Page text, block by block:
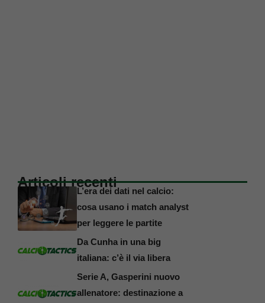
Articoli recenti
L’era dei dati nel calcio:
cosa usano i match analyst
per leggere le partite
Da Cunha in una big
italiana: c’è il via libera
Serie A, Gasperini nuovo
allenatore: destinazione a